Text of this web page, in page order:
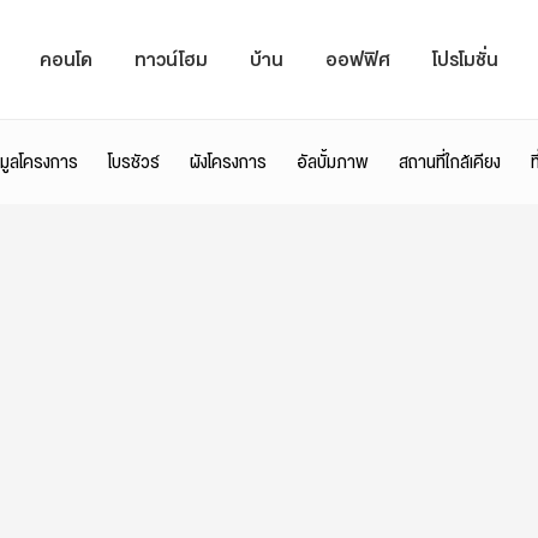
คอนโด ทาวน์โฮม บ้าน ออฟฟิศ โปรโมชั่น
ลโครงการ โบรชัวร์ ผังโครงการ อัลบั้มภาพ สถานที่ใกล้เคียง